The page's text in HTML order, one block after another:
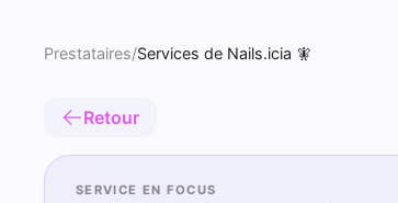
Prestataires/Services de Nails.icia 🧚
Retour
SERVICE EN FOCUS